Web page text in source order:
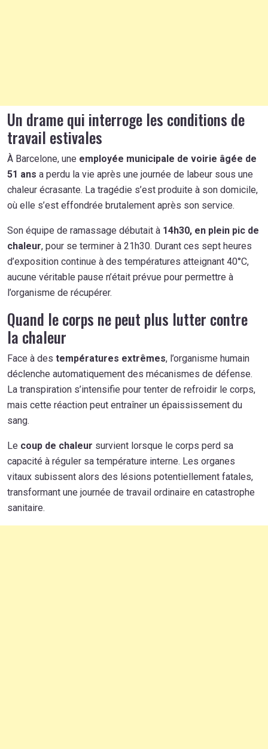
Un drame qui interroge les conditions de
travail estivales
À Barcelone, une employée municipale de voirie âgée de
51 ans a perdu la vie après une journée de labeur sous une
chaleur écrasante. La tragédie s’est produite à son domicile,
où elle s’est effondrée brutalement après son service.
Son équipe de ramassage débutait à 14h30, en plein pic de
chaleur, pour se terminer à 21h30. Durant ces sept heures
d’exposition continue à des températures atteignant 40°C,
aucune véritable pause n’était prévue pour permettre à
l’organisme de récupérer.
Quand le corps ne peut plus lutter contre
la chaleur
Face à des températures extrêmes, l’organisme humain
déclenche automatiquement des mécanismes de défense.
La transpiration s’intensifie pour tenter de refroidir le corps,
mais cette réaction peut entraîner un épaississement du
sang.
Le coup de chaleur survient lorsque le corps perd sa
capacité à réguler sa température interne. Les organes
vitaux subissent alors des lésions potentiellement fatales,
transformant une journée de travail ordinaire en catastrophe
sanitaire.